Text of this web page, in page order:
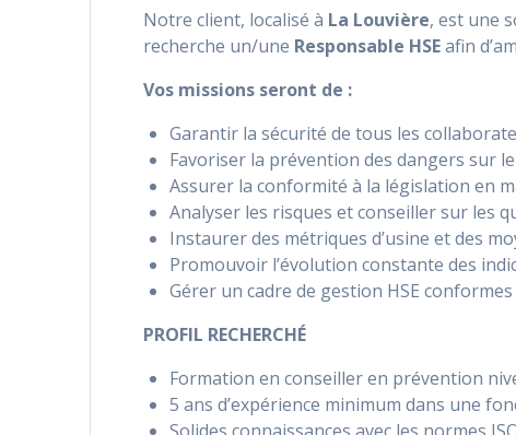
Notre client, localisé à La Louvière, est une
recherche un/une Responsable HSEafin
Vos missions seront de :
Garantir la sécurité de tous les
Favoriser la prévention des dangers sur
Assurer la conformité à la législation en
Analyser les risques et conseiller sur les
Instaurer des métriques d’usine et des
Promouvoir l’évolution constante des
Gérer un cadre de gestion HSE
PROFIL RECHERCHÉ
Formation en conseiller en prévention
5 ans d’expérience minimum dans une